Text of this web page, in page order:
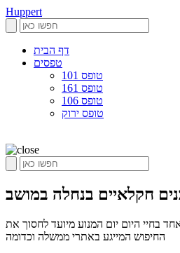
Huppert
דף הבית
טפסים
טופס 101
טופס 161
טופס 106
טופס ירוק
חקלאיים בנחלה במושב
בחיי היום יום המנוע מיועד לחסוך את
החיפוש המייגע באתרי ממשלה וכדומה